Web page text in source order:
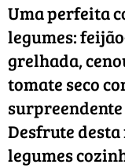
Uma perfeita
legumes:
grelhada,
tomate seco
Desfrute
legumes